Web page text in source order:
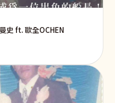
史 ft. 歐全OCHEN